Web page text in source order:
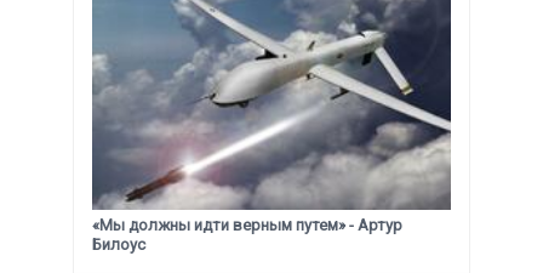
«Мы должны идти верным путем» - Артур
Билоус